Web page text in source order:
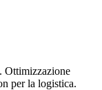
Ottimizzazione
per la logistica.